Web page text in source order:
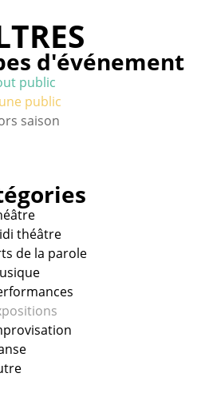
d'événement
public
public
saison
théâtre
de la parole